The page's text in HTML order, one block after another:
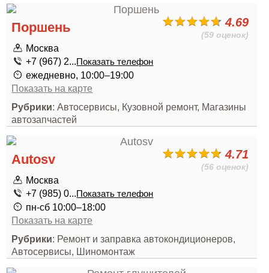
4.69
(59 оценок)
Поршень
Москва
+7 (967) 2...Показать телефон
ежедневно, 10:00–19:00
Показать на карте
Рубрики: Автосервисы, Кузовной ремонт, Магазины
автозапчастей
4.71
(56 оценок)
Autosv
Москва
+7 (985) 0...Показать телефон
пн-сб 10:00–18:00
Показать на карте
Рубрики: Ремонт и заправка автокондиционеров,
Автосервисы, Шиномонтаж